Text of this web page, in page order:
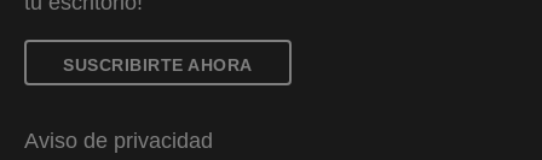
SUSCRIBIRTE AHORA
Aviso de privacidad